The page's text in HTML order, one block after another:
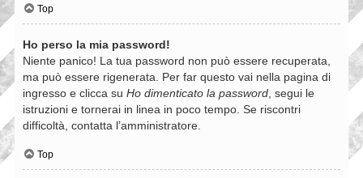
Top
Ho perso la mia password!
Niente panico! La tua password non può essere recuperata,
ma può essere rigenerata. Per far questo vai nella pagina di
ingresso e clicca su Ho dimenticato la password, segui le
istruzioni e tornerai in linea in poco tempo. Se riscontri
difficoltà, contatta l’amministratore.
Top